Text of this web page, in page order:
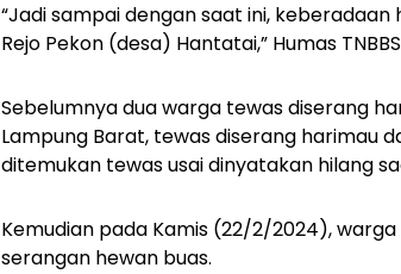
“Jadi sampai dengan saat ini,
Rejo Pekon (desa) Hantatai,” Humas
Sebelumnya dua warga tewas diserang
Lampung Barat, tewas diserang harimau
ditemukan tewas usai dinyatakan hilang
Kemudian pada Kamis (22/2/2024),
serangan hewan buas.